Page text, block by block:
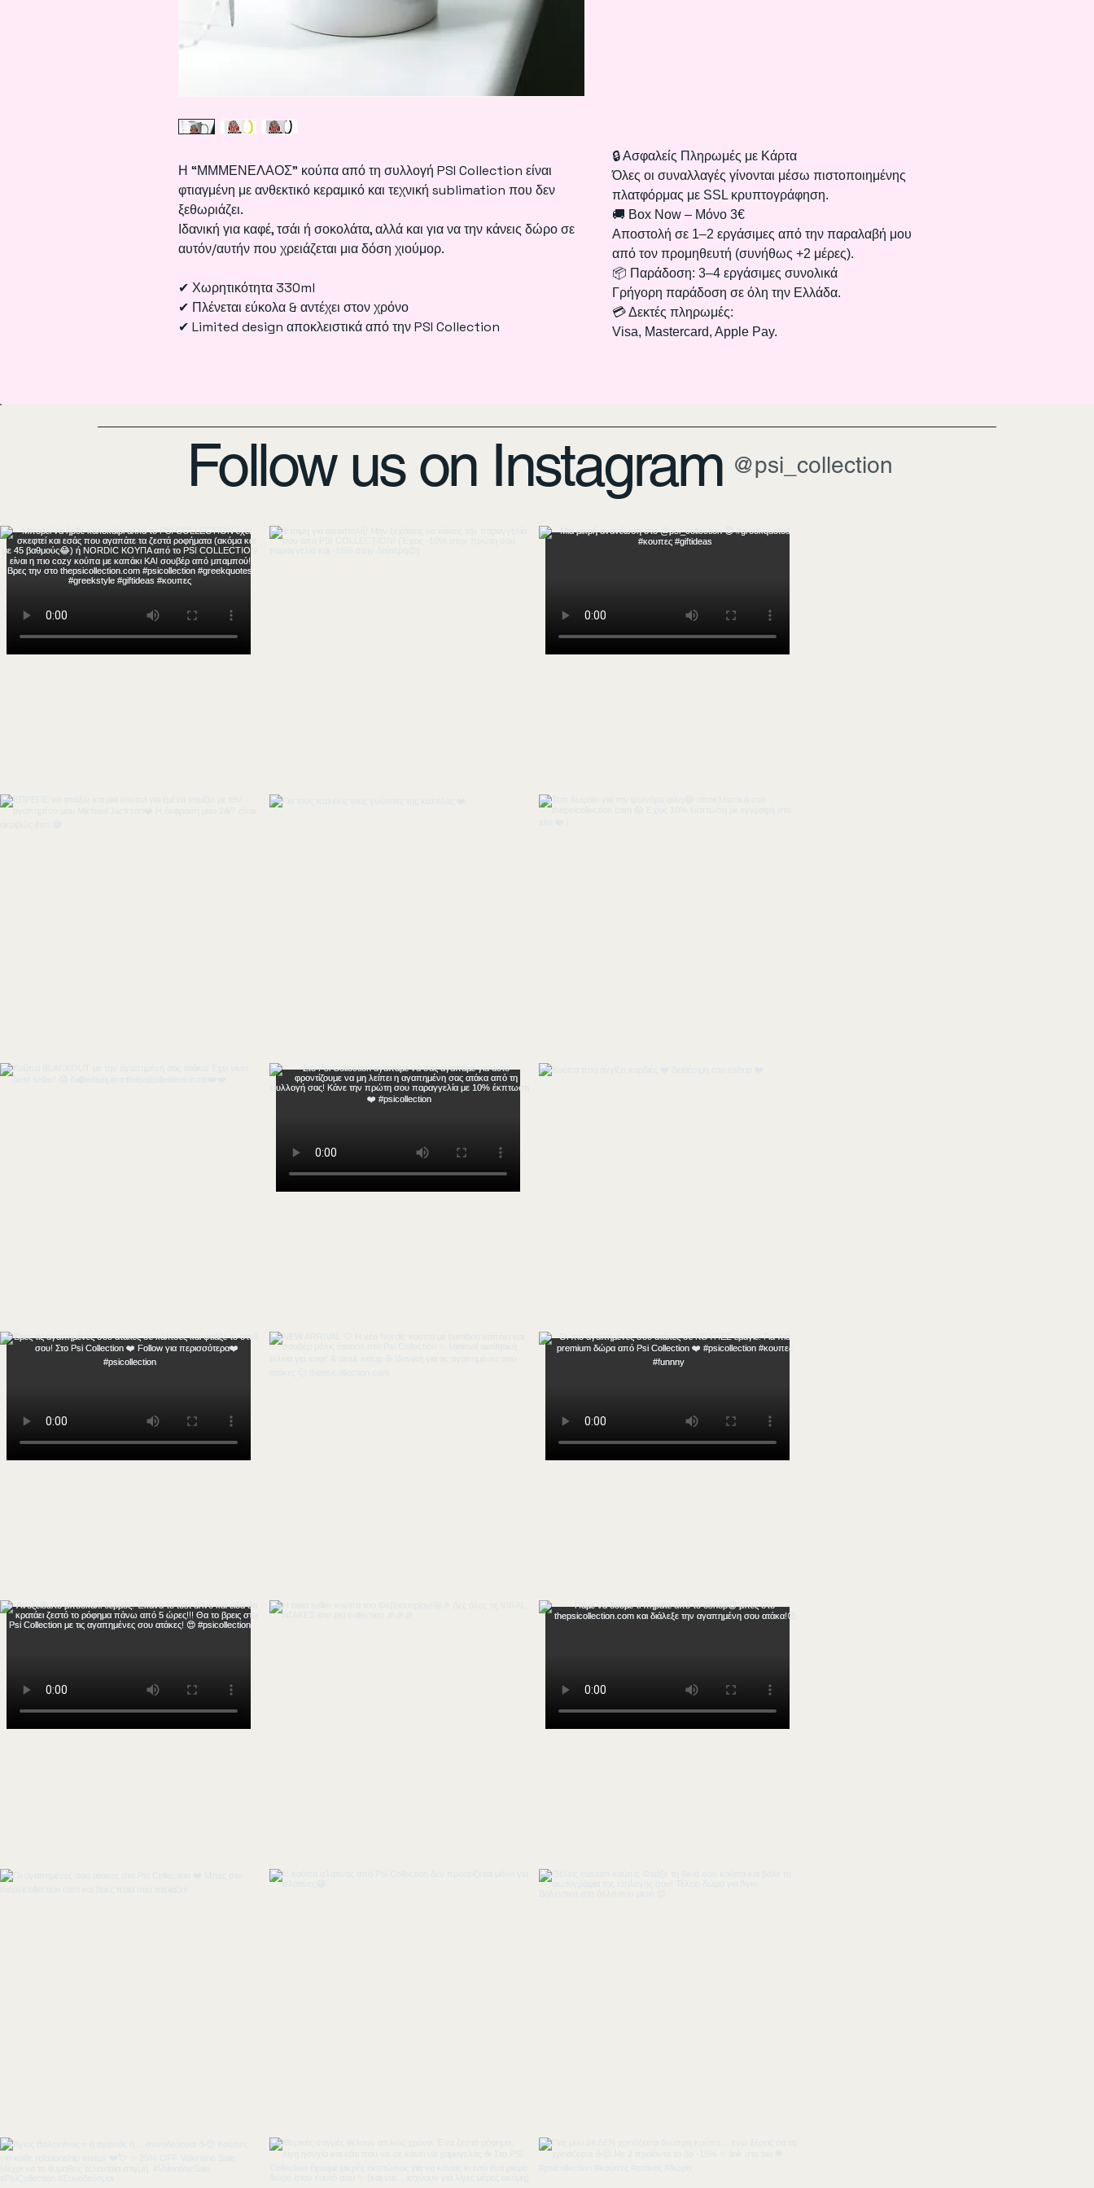
Η “ΜΜΜΕΝΕΛΑΟΣ" κούπα από τη συλλογή PSI Collection είναι
φτιαγμένη με ανθεκτικό κεραμικό και τεχνική sublimation που δεν
ξεθωριάζει.
Ιδανική για καφέ, τσάι ή σοκολάτα, αλλά και για να την κάνεις δώρο σε
αυτόν/αυτήν που χρειάζεται μια δόση χιούμορ.
✔ Χωρητικότητα 330ml
✔ Πλένεται εύκολα & αντέχει στον χρόνο
✔ Limited design αποκλειστικά από την PSI Collection
🔒 Ασφαλείς Πληρωμές με Κάρτα
Όλες οι συναλλαγές γίνονται μέσω πιστοποιημένης
πλατφόρμας με SSL κρυπτογράφηση.
🚚 Box Now – Μόνο 3€
Αποστολή σε 1–2 εργάσιμες από την παραλαβή μου
από τον προμηθευτή (συνήθως +2 μέρες).
📦 Παράδοση: 3–4 εργάσιμες συνολικά
Γρήγορη παράδοση σε όλη την Ελλάδα.
💳 Δεκτές πληρωμές:
Visa, Mastercard, Apple Pay.
Follow us on Instagram @psi_collection